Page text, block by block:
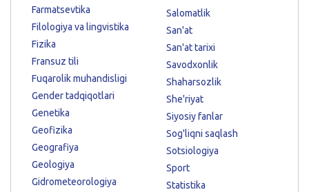
Farmatsevtika
Filologiya va lingvistika
Fizika
Fransuz tili
Fuqarolik muhandisligi
Gender tadqiqotlari
Genetika
Geofizika
Geografiya
Geologiya
Gidrometeorologiya
Salomatlik
San'at
San'at tarixi
Savodxonlik
Shaharsozlik
She'riyat
Siyosiy fanlar
Sog'liqni saqlash
Sotsiologiya
Sport
Statistika